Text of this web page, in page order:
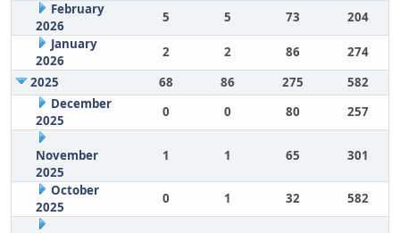
February
2026
5 5 73
204
January
2026
2 2 86
274
2025
68 86 275
582
December
2025
0 0 80 257
November
2025
1 1 65 301
October
2025
0 1 32 582